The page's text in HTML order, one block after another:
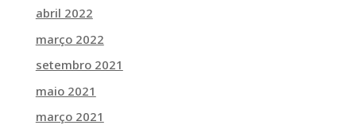
abril 2022
março 2022
setembro 2021
maio 2021
março 2021